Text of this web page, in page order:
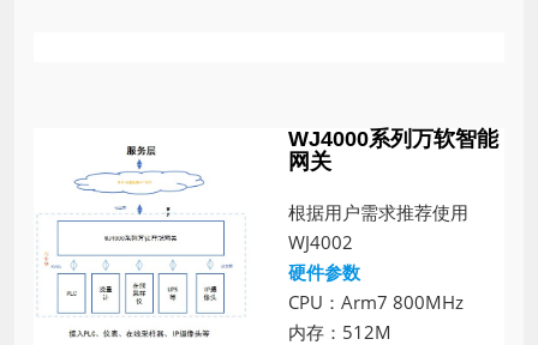
WJ4000系列万软智能
网关
根据用户需求推荐使用
WJ4002
硬件参数
CPU：Arm7 800MHz
内存：512M